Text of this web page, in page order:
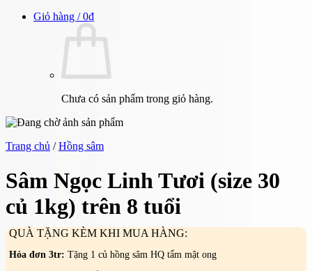
Giỏ hàng /0₫
Chưa có sản phẩm trong giỏ hàng.
Trang chủ / Hồng sâm
Sâm Ngọc Linh Tươi (size 30
củ 1kg) trên 8 tuổi
QUÀ TẶNG KÈM KHI MUA HÀNG:
Hóa đơn 3tr: Tặng 1 củ hồng sâm HQ tẩm mật ong